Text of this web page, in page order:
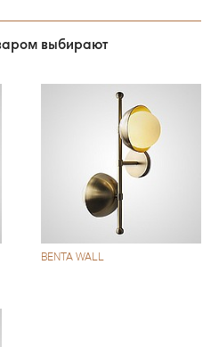
выбирают
BENTA WALL